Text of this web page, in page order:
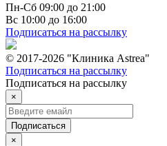
Пн-Сб 09:00 до 21:00
Вс 10:00 до 16:00
Подписаться на рассылку
© 2017-2026 "Клиника Astrea"
Подписаться на рассылку
Подписаться на рассылку
×
Подписаться
×